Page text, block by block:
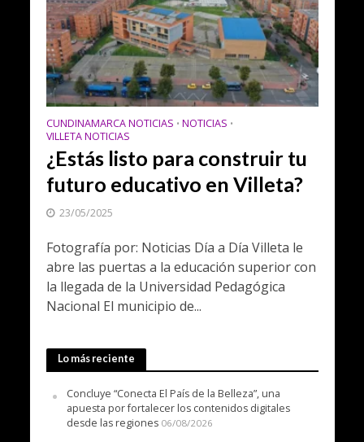
CUNDINAMARCA NOTICIAS • NOTICIAS •
VILLETA NOTICIAS
¿Estás listo para construir tu
futuro educativo en Villeta?
23/05/2025
Fotografía por: Noticias Día a Día Villeta le
abre las puertas a la educación superior con
la llegada de la Universidad Pedagógica
Nacional El municipio de...
Lo más reciente
Concluye “Conecta El País de la Belleza”, una
apuesta por fortalecer los contenidos digitales
desde las regiones 06/08/2026